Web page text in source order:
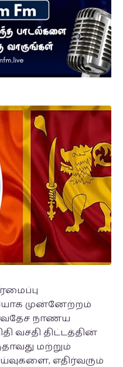
முன்னேற்றம்
நாணய
வசதி திட்டத்தின்
மற்றும்
எதிர்வரும்